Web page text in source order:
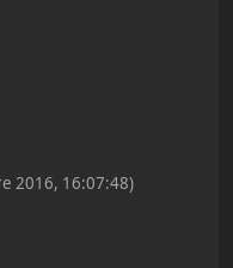
2016, 16:07:48)